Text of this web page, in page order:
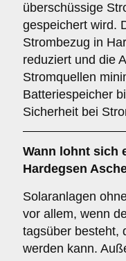
überschüssige
gespeichert wird.
Strombezug in
reduziert und die
Stromquellen
Batteriespeicher
Sicherheit bei
Wann lohnt sich
Hardegsen
Solaranlagen
vor allem, wenn
tagsüber besteht,
werden kann.